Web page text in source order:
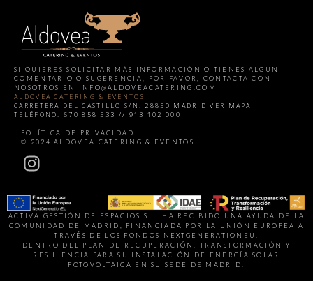
SI QUIERES SOLICITAR MÁS INFORMACIÓN O TIENES ALGÚN
COMENTARIO O SUGERENCIA, POR FAVOR, CONTACTA CON
NOSOTROS EN
INFO@ALDOVEACATERING.COM
ALDOVEA CATERING & EVENTOS
CARRETERA DEL CASTILLO S/N. 28850 MADRIDVER MAPA
TELÉFONO: 670 858 533 // 913 102 000
POLÍTICA DE PRIVACIDAD
© 2024 ALDOVEA CATERING & EVENTOS
ACTIVA GESTIÓN DE ESPACIOS S.L. HA RECIBIDO UNA AYUDA DE LA
COMUNIDAD DE MADRID, FINANCIADA POR LA UNIÓN EUROPEA A
TRAVÉS DE LOS FONDOS NEXTGENERATIONEU,
DENTRO DEL PLAN DE RECUPERACIÓN, TRANSFORMACIÓN Y
RESILIENCIA PARA SU INSTALACIÓN DE ENERGÍA SOLAR
FOTOVOLTAICA EN SU SEDE DE MADRID.